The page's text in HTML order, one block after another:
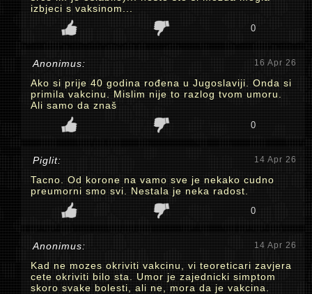
izbjeci s vaksinom...
0
Anonimus: 16 Apr 26
Ako si prije 40 godina rođena u Jugoslaviji. Onda si
primila vakcinu. Mislim nije to razlog tvom umoru.
Ali samo da znaš
0
Piglit: 14 Apr 26
Tacno. Od korone na vamo sve je nekako cudno
preumorni smo svi. Nestala je neka radost.
0
Anonimus: 14 Apr 26
Kad ne mozes okriviti vakcinu, vi teoreticari zavjera
cete okriviti bilo sta. Umor je zajednicki simptom
skoro svake bolesti, ali ne, mora da je vakcina.